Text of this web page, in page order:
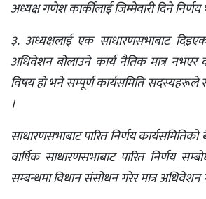
अध्यक्ष गणेश कार्कीलाई जिम्मेवारी दिने
३. अध्यक्षलाई एक साधारणसभाबाट
अधिवेशन बोलाउने कार्य नैतिक मात्र नभएर
विषय हो भने सम्पूर्ण कार्यसमिति सदस्यहरूले
।
साधारणसभाबाट पारित निर्णय
वार्षिक साधारणसभाबाट पारित निर्णय
सम्बन्धमा विधान संसोधन गरेर मात्र अधिवेशन